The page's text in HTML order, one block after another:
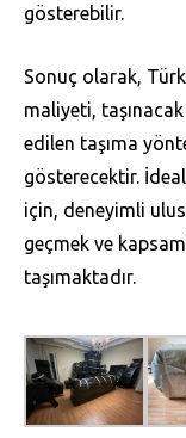
gösterebilir.
Sonuç olarak,
maliyeti,
edilen taşıma
gösterecektir.
için, deneyimli
geçmek ve
taşımaktadır.